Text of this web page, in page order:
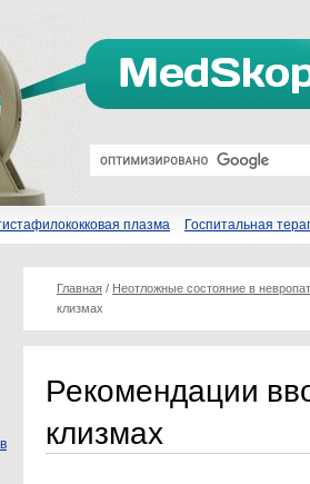
плазма Госпитальная
Главная / Неотложные состояние в
клизмах
Рекомендации
клизмах